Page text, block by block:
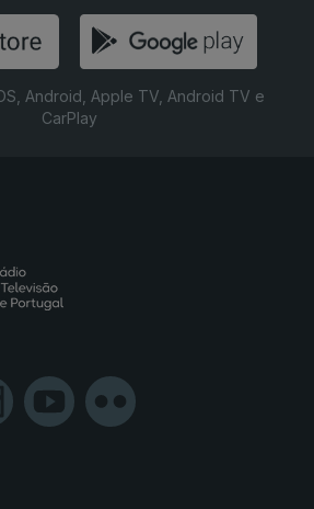
Android, Apple TV, Android TV e
CarPlay